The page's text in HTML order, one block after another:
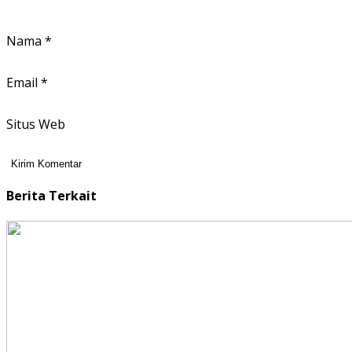
Nama *
Email *
Situs Web
Berita Terkait